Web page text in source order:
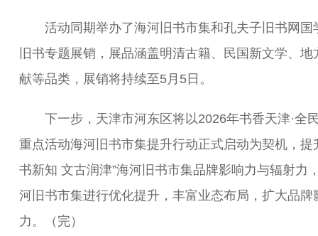
活动同期举办了海河旧书市集和孔夫子旧书网国
旧书专题展销，展品涵盖明清古籍、民国新文学、地
献等品类，展销将持续至5月5日。
下一步，天津市河东区将以2026年书香天津·全
重点活动海河旧书市集提升行动正式启动为契机，提
书新知 文古润津”海河旧书市集品牌影响力与辐射力
河旧书市集进行优化提升，丰富业态布局，扩大品牌
力。（完）